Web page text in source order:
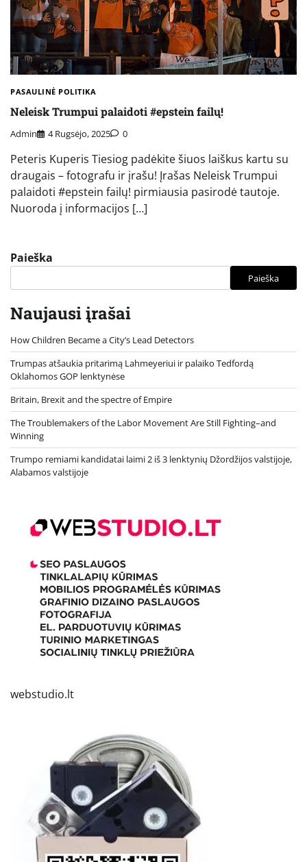
PASAULINĖ POLITIKA
Neleisk Trumpui palaidoti #epstein failų!
Admin 4 Rugsėjo, 2025 0
Peteris Kuperis Tiesiog padėkite šiuos laiškus kartu su
draugais – fotografu ir įrašu! Įrašas Neleisk Trumpui
palaidoti #epstein failų! pirmiausia pasirodė tautoje.
Nuoroda į informacijos […]
Paieška
Paieška
Naujausi įrašai
How Children Became a City’s Lead Detectors
Trumpas atšaukia pritarimą Lahmeyeriui ir palaiko Tedfordą
Oklahomos GOP lenktynėse
Britain, Brexit and the spectre of Empire
The Troublemakers of the Labor Movement Are Still Fighting–and
Winning
Trumpo remiami kandidatai laimi 2 iš 3 lenktynių Džordžijos valstijoje,
Alabamos valstijoje
webstudio.lt